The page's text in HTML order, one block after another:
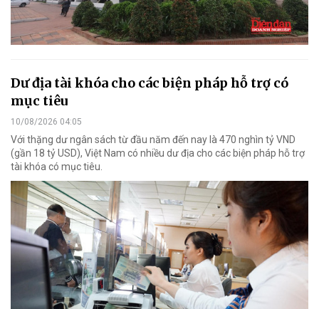
Dư địa tài khóa cho các biện pháp hỗ trợ có
mục tiêu
10/08/2026 04:05
Với thặng dư ngân sách từ đầu năm đến nay là 470 nghìn tỷ VND
(gần 18 tỷ USD), Việt Nam có nhiều dư địa cho các biện pháp hỗ trợ
tài khóa có mục tiêu.